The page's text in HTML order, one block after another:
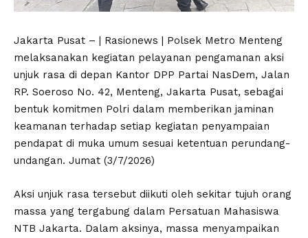
Jakarta Pusat – | Rasionews | Polsek Metro Menteng
melaksanakan kegiatan pelayanan pengamanan aksi
unjuk rasa di depan Kantor DPP Partai NasDem, Jalan
RP. Soeroso No. 42, Menteng, Jakarta Pusat, sebagai
bentuk komitmen Polri dalam memberikan jaminan
keamanan terhadap setiap kegiatan penyampaian
pendapat di muka umum sesuai ketentuan perundang-
undangan. Jumat (3/7/2026)
Aksi unjuk rasa tersebut diikuti oleh sekitar tujuh orang
massa yang tergabung dalam Persatuan Mahasiswa
NTB Jakarta. Dalam aksinya, massa menyampaikan